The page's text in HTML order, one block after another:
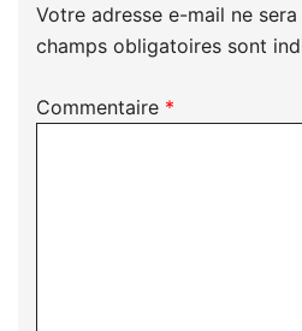
Votre adresse e-mail ne
champs obligatoires sont
Commentaire *